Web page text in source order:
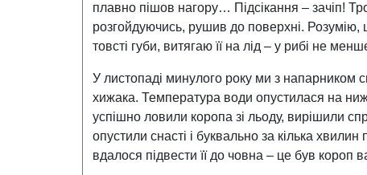
плавно пішов нагору… Підсікання – зачіп!
розгойдуючись, рушив до поверхні.
товсті губи, витягаю її на лід – у рибі не
У листопаді минулого року ми з напарником
хижака. Температура води опустилася на
успішно ловили коропа зі льоду, вирішили
опустили снасті і буквально за кілька
вдалося підвести її до човна – це був короп